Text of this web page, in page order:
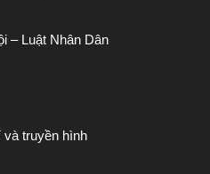
– Luật Nhân Dân
và truyền hình